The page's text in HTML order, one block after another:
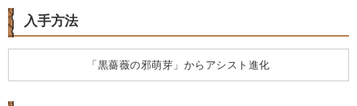
入手方法
「黒薔薇の邪萌芽」からアシスト進化